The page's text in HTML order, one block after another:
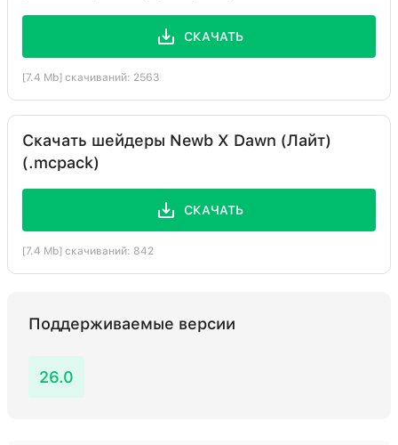
СКАЧАТЬ
[7.4 Mb] скачиваний: 2563
Скачать шейдеры Newb X Dawn (Лайт)
(.mcpack)
СКАЧАТЬ
[7.4 Mb] скачиваний: 842
Поддерживаемые версии
26.0